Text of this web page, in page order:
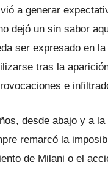
a generar
dejó un sin sabor
ser expresado en
tras la
e
desde abajo y a
remarcó la
de Milani o el